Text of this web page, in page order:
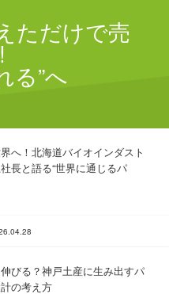
ただけで売
る”へ
へ！北海道バイオインダスト
長と語る“世界に通じるパ
びる？神戸土産に生み出すパ
の考え方